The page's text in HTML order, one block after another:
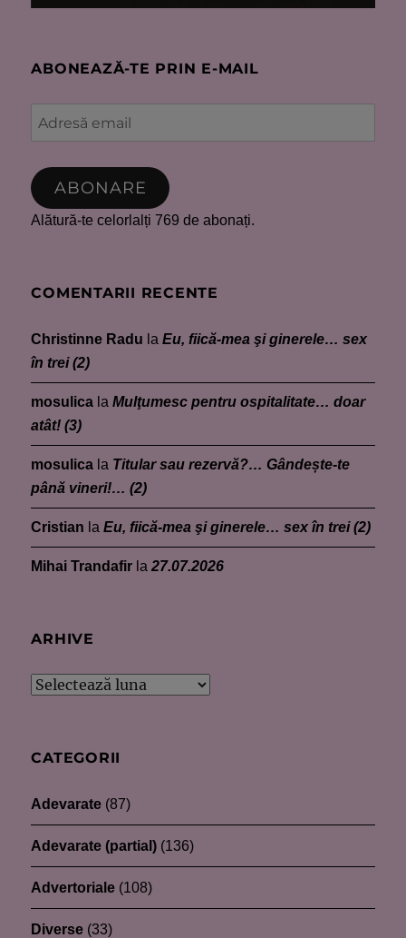
ABONEAZĂ-TE PRIN E-MAIL
Adresă
email
ABONARE
Alătură-te celorlalți 769 de abonați.
COMENTARII RECENTE
Christinne Radu laEu, fiică-mea şi ginerele… sex
în trei (2)
mosulica laMulţumesc pentru ospitalitate… doar
atât! (3)
mosulica la Titular sau rezervă?… Gândește-te
până vineri!… (2)
Cristian laEu, fiică-mea şi ginerele… sex în trei (2)
Mihai Trandafir la27.07.2026
ARHIVE
Arhive
CATEGORII
Adevarate (87)
Adevarate (partial) (136)
Advertoriale (108)
Diverse (33)